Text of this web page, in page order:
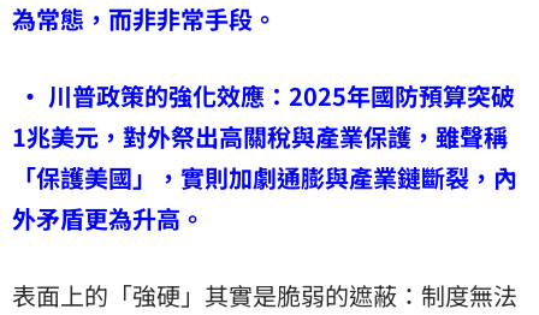
為常態，而非非常手段。
• 川普政策的強化效應：2025年國防預算突破
1兆美元，對外祭出高關稅與產業保護，雖聲稱
「保護美國」，實則加劇通膨與產業鏈斷裂，內
外矛盾更為升高。
表面上的「強硬」其實是脆弱的遮蔽：制度無法